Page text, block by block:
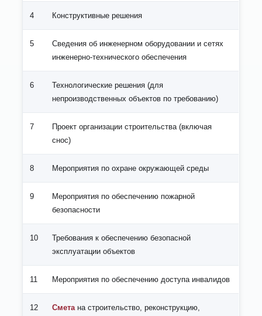
4 Конструктивные решения
5
Сведения об инженерном оборудовании и сетях
инженерно-технического обеспечения
6
Технологические решения (для
непроизводственных объектов по требованию)
7
Проект организации строительства (включая
снос)
8 Мероприятия по охране окружающей среды
9
Мероприятия по обеспечению пожарной
безопасности
10
Требования к обеспечению безопасной
эксплуатации объектов
11 Мероприятия по обеспечению доступа инвалидов
12 Сметана строительство, реконструкцию,